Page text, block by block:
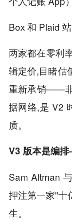
Box 和 Plaid
两家都在零利
辑定价,目睹估
重新承销——
据网络,是 V2
质。
V3 版本是编
Sam Altman
押注第一家"十
生。